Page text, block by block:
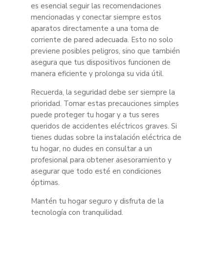
es esencial seguir las recomendaciones
mencionadas y conectar siempre estos
aparatos directamente a una toma de
corriente de pared adecuada. Esto no solo
previene posibles peligros, sino que también
asegura que tus dispositivos funcionen de
manera eficiente y prolonga su vida útil.
Recuerda, la seguridad debe ser siempre la
prioridad. Tomar estas precauciones simples
puede proteger tu hogar y a tus seres
queridos de accidentes eléctricos graves. Si
tienes dudas sobre la instalación eléctrica de
tu hogar, no dudes en consultar a un
profesional para obtener asesoramiento y
asegurar que todo esté en condiciones
óptimas.
Mantén tu hogar seguro y disfruta de la
tecnología con tranquilidad.